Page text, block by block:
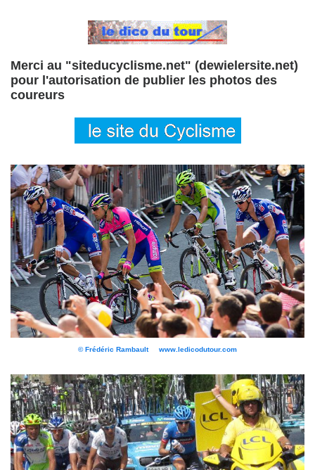
Merci au "siteducyclisme.net" (dewielersite.net)
pour l'autorisation de publier les photos des
coureurs
© Frédéric Rambault www.ledicodutour.com